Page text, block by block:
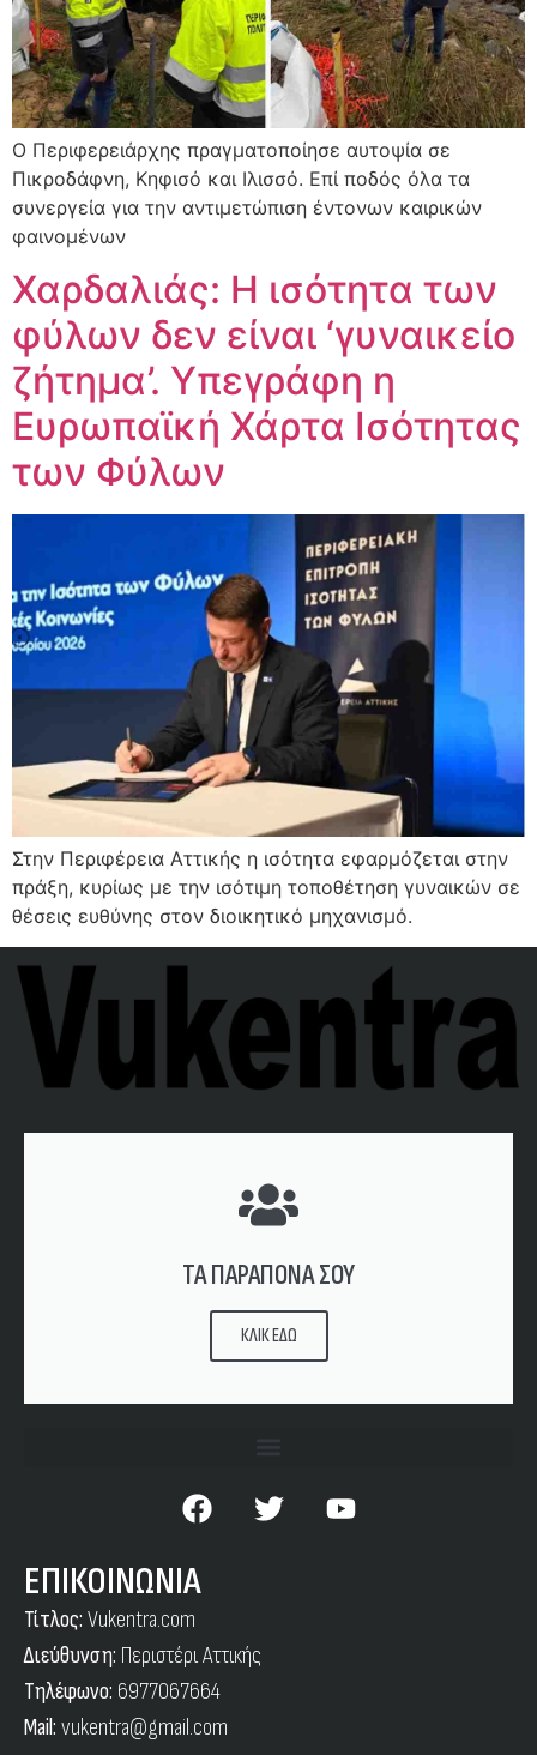
Ο Περιφερειάρχης πραγματοποίησε αυτοψία σε
Πικροδάφνη, Κηφισό και Ιλισσό. Επί ποδός όλα τα
συνεργεία για την αντιμετώπιση έντονων καιρικών
φαινομένων
Χαρδαλιάς: Η ισότητα των
φύλων δεν είναι ‘γυναικείο
ζήτημα’. Υπεγράφη η
Ευρωπαϊκή Χάρτα Ισότητας
των Φύλων
Στην Περιφέρεια Αττικής η ισότητα εφαρμόζεται στην
πράξη, κυρίως με την ισότιμη τοποθέτηση γυναικών σε
θέσεις ευθύνης στον διοικητικό μηχανισμό.
ΤΑ ΠΑΡΑΠΟΝΑ ΣΟΥ
ΚΛΙΚ ΕΔΩ
ΕΠΙΚΟΙΝΩΝΙΑ
Τίτλος: Vukentra.com
Διεύθυνση: Περιστέρι Αττικής
Τηλέφωνο: 6977067664
Mail: vukentra@gmail.com